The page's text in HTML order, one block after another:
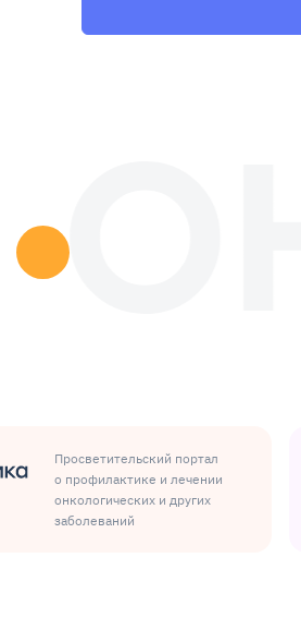
Просветительский портал
о профилактике и лечении
онкологических и других
заболеваний